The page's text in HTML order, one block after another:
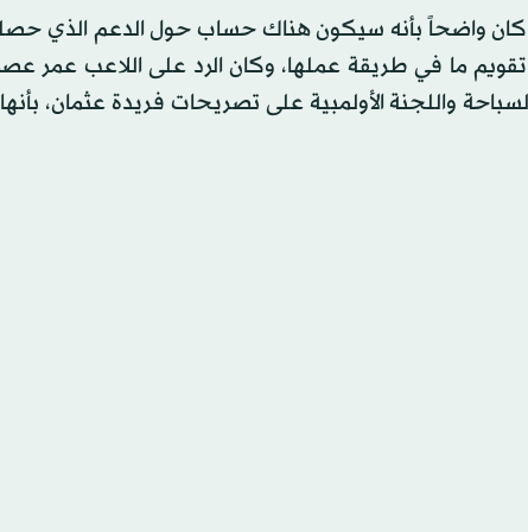
كان واضحاً بأنه سيكون هناك حساب حول الدعم الذي
تقويم ما في طريقة عملها، وكان الرد على اللاعب عمر
واللجنة الأولمبية على تصريحات فريدة عثمان،